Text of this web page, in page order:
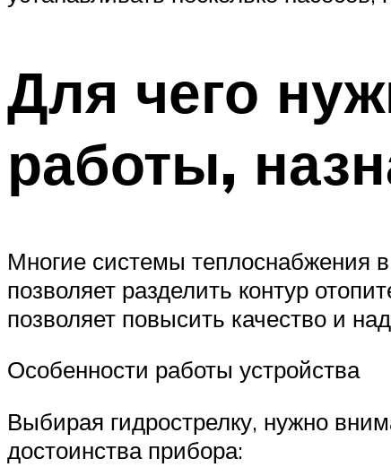
Для чего
работы,
Многие системы теплоснабжения
позволяет разделить контур
позволяет повысить качество и
Особенности работы устройства
Выбирая гидрострелку, нужно
достоинства прибора: